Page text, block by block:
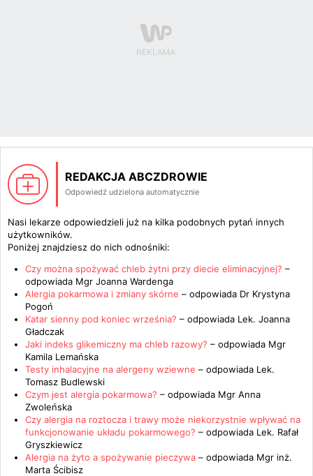
REDAKCJA ABCZDROWIE
Odpowiedź udzielona automatycznie
Nasi lekarze odpowiedzieli już na kilka podobnych pytań innych
użytkowników.
Poniżej znajdziesz do nich odnośniki:
Czy można spożywać chleb żytni przy diecie eliminacyjnej? –
odpowiada Mgr Joanna Wardenga
Alergia pokarmowa i zmiany skórne – odpowiada Dr Krystyna
Pogoń
Katar sienny pod koniec września? – odpowiada Lek. Joanna
Gładczak
Jaki indeks glikemiczny ma chleb razowy? – odpowiada Mgr
Kamila Lemańska
Testy inhalacyjne na alergeny wziewne – odpowiada Lek.
Tomasz Budlewski
Czym jest alergia pokarmowa? – odpowiada Mgr Anna
Zwoleńska
Czy alergia na roztocza i trawy może niekorzystnie wpływać na
funkcjonowanie układu pokarmowego? – odpowiada Lek. Rafał
Gryszkiewicz
Alergia na żyto a spożywanie pieczywa – odpowiada Mgr inż.
Marta Ścibisz